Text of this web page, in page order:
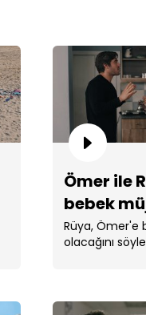
Ömer ile
bebek
Rüya, Ömer'e
olacağını